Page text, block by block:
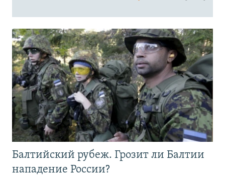
Балтийский рубеж. Грозит ли Балтии
нападение России?